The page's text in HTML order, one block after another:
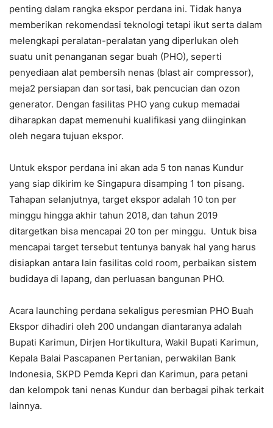
penting dalam rangka ekspor perdana ini. Tidak hanya
memberikan rekomendasi teknologi tetapi ikut serta dalam
melengkapi peralatan-peralatan yang diperlukan oleh
suatu unit penanganan segar buah (PHO), seperti
penyediaan alat pembersih nenas (blast air compressor),
meja2 persiapan dan sortasi, bak pencucian dan ozon
generator. Dengan fasilitas PHO yang cukup memadai
diharapkan dapat memenuhi kualifikasi yang diinginkan
oleh negara tujuan ekspor.
Untuk ekspor perdana ini akan ada 5 ton nanas Kundur
yang siap dikirim ke Singapura disamping 1 ton pisang.
Tahapan selanjutnya, target ekspor adalah 10 ton per
minggu hingga akhir tahun 2018, dan tahun 2019
ditargetkan bisa mencapai 20 ton per minggu. Untuk bisa
mencapai target tersebut tentunya banyak hal yang harus
disiapkan antara lain fasilitas cold room, perbaikan sistem
budidaya di lapang, dan perluasan bangunan PHO.
Acara launching perdana sekaligus peresmian PHO Buah
Ekspor dihadiri oleh 200 undangan diantaranya adalah
Bupati Karimun, Dirjen Hortikultura, Wakil Bupati Karimun,
Kepala Balai Pascapanen Pertanian, perwakilan Bank
Indonesia, SKPD Pemda Kepri dan Karimun, para petani
dan kelompok tani nenas Kundur dan berbagai pihak terkait
lainnya.